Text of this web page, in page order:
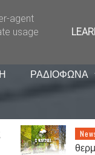
ΡΑΔΙΟΦΩΝΑ
agent
usage